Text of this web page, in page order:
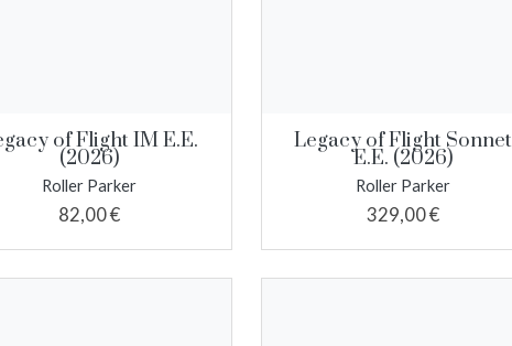
of Flight IM E.E.
(2026)
Roller Parker
82,00 €
Legacy of Flight Sonnet
E.E. (2026)
Roller Parker
329,00 €